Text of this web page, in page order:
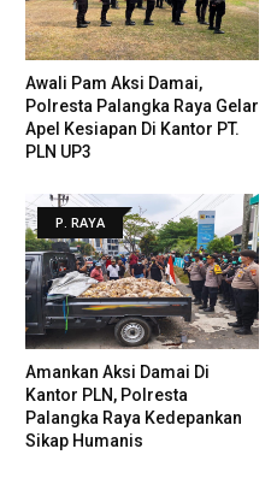
Awali Pam Aksi Damai,
Polresta Palangka Raya Gelar
Apel Kesiapan Di Kantor PT.
PLN UP3
P. RAYA
Amankan Aksi Damai Di
Kantor PLN, Polresta
Palangka Raya Kedepankan
Sikap Humanis